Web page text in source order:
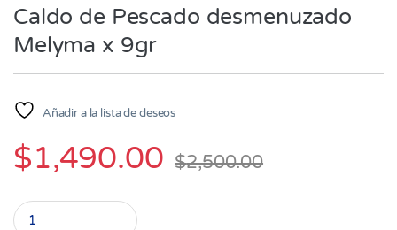
Caldo de Pescado desmenuzado
Melyma x 9gr
Añadir a la lista de deseos
$1,490.00 $2,500.00
Caldo de Pescado desmenuzado Melyma x 9gr quantity